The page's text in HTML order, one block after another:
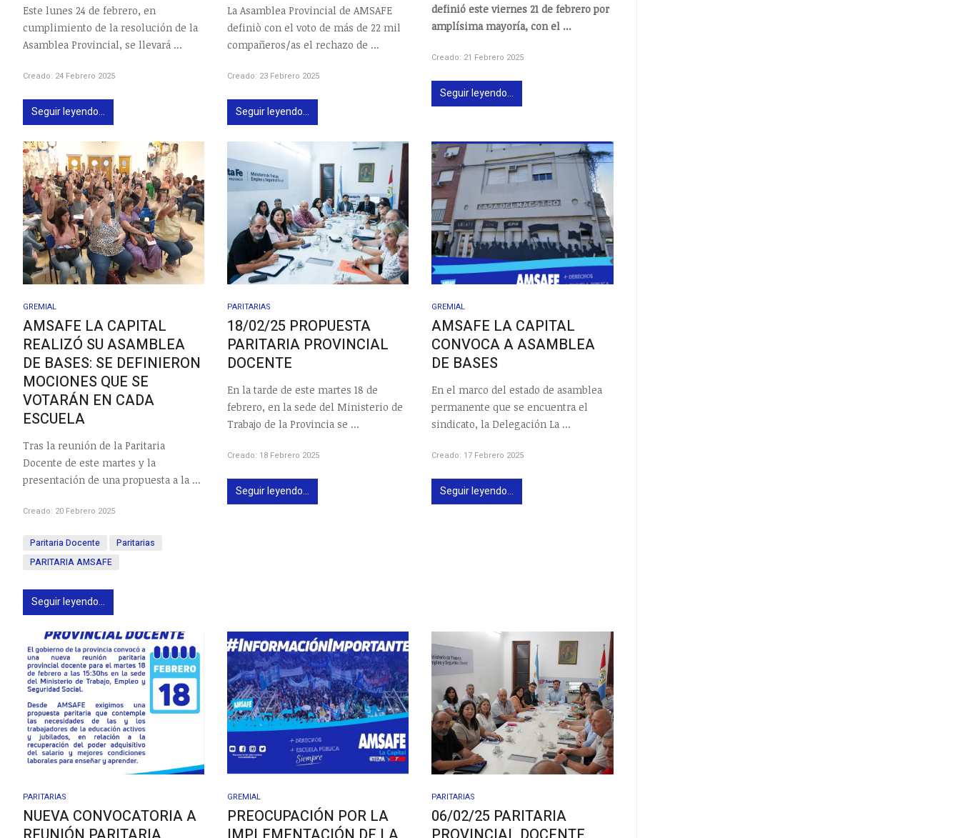
Este lunes 24 de febrero, en
cumplimiento de la resolución de la
Asamblea Provincial, se llevará ...
Creado: 24 Febrero 2025
Seguir leyendo...
La Asamblea Provincial de AMSAFE
definiò con el voto de más de 22 mil
compañeros/as el rechazo de ...
Creado: 23 Febrero 2025
Seguir leyendo...
definió este viernes 21 de febrero por
amplísima mayoría, con el ...
Creado: 21 Febrero 2025
Seguir leyendo...
GREMIAL
AMSAFE LA CAPITAL
REALIZÓ SU ASAMBLEA
DE BASES: SE DEFINIERON
MOCIONES QUE SE
VOTARÁN EN CADA
ESCUELA
Tras la reunión de la Paritaria
Docente de este martes y la
presentación de una propuesta a la ...
Creado: 20 Febrero 2025
Paritaria Docente
Paritarias
PARITARIA AMSAFE
Seguir leyendo...
PARITARIAS
18/02/25 PROPUESTA
PARITARIA PROVINCIAL
DOCENTE
En la tarde de este martes 18 de
febrero, en la sede del Ministerio de
Trabajo de la Provincia se ...
Creado: 18 Febrero 2025
Seguir leyendo...
GREMIAL
AMSAFE LA CAPITAL
CONVOCA A ASAMBLEA
DE BASES
En el marco del estado de asamblea
permanente que se encuentra el
sindicato, la Delegación La ...
Creado: 17 Febrero 2025
Seguir leyendo...
PARITARIAS
NUEVA CONVOCATORIA A
GREMIAL
PREOCUPACIÓN POR LA
PARITARIAS
06/02/25 PARITARIA